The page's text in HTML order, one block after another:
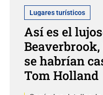
Lugares turísticos
Así es el
se habrían
Tom Holland